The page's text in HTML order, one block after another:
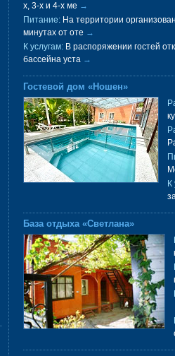
х, 3-х и 4-х ме →
Питание: На территории
минутах от оте →
К услугам: В распоряжении гостей
бассейна уста →
Гостевой дом «Ношен»
К
База отдыха «Светлана»